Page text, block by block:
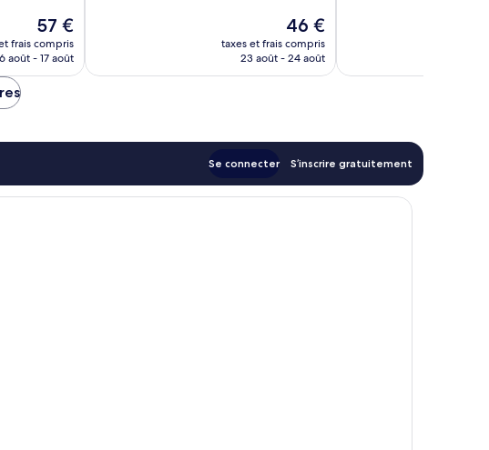
Le
nouveau
prix
57 €
frais compris
août - 17 août
Le
nouveau
prix
46 €
taxes et frais compris
23 août - 24 août
Se connecter S’inscrire gratuitement